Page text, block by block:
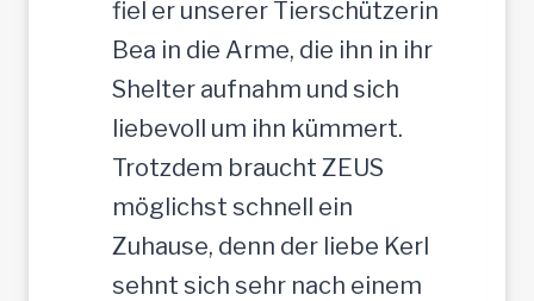
d
e
,
3
5
c
m
fiel er unserer Tierschützerin
Bea in die Arme, die ihn in ihr
Shelter aufnahm und sich
liebevoll um ihn kümmert.
Trotzdem braucht ZEUS
möglichst schnell ein
Zuhause, denn der liebe Kerl
sehnt sich sehr nach einem